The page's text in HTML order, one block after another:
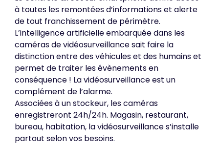
à toutes les remontées d’informations et alerte
de tout franchissement de périmètre.
L’intelligence artificielle embarquée dans les
caméras de vidéosurveillance sait faire la
distinction entre des véhicules et des humains et
permet de traiter les évènements en
conséquence ! La vidéosurveillance est un
complément de l’alarme.
Associées à un stockeur, les caméras
enregistreront 24h/24h. Magasin, restaurant,
bureau, habitation, la vidéosurveillance s’installe
partout selon vos besoins.